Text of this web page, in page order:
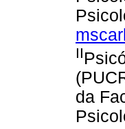
II
da